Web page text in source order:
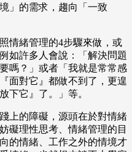
」的需求，趨向「一致
情緒管理的4步驟來做，或
如許多人會說：「解決問題
嗎？」或者「我就是常常感
面對它』都做不到了，更遑
下它』了。」等。
上的障礙，源頭在於對情緒
礙理性思考、情緒管理的目
的情緒、工作之外的情境才